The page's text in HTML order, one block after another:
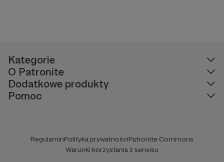
Na swoim blogu, kanale na Youtube czy w mediach
społecznościowych dzielą się zdobytą wiedzą, zaskakują
czytelników ciekawostkami ze świata medycyny, propagują zdrowe
nawyki żywieniowe lub pokazują codzienne zmagania, jakie stoją
Blogerzy i Twórcy związani ze zdrowiem na
Kategorie
O Patronite
Dodatkowe produkty
Pomoc
RegulaminPolityka prywatnościPatronite Commons
Warunki korzystania z serwisu